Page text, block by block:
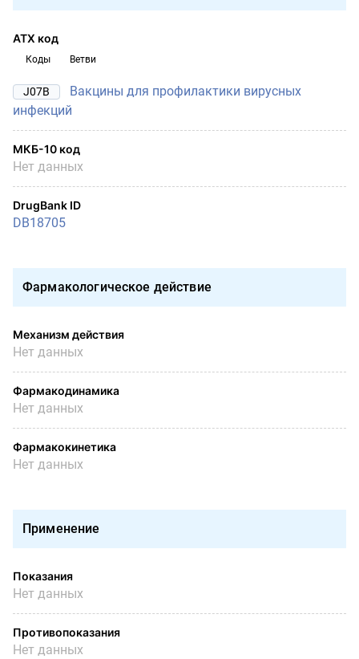
АТХ код
Коды Ветви
J07B
Вакцины для профилактики вирусных
инфекций
МКБ-10 код
Нет данных
DrugBank ID
DB18705
Фармакологическое действие
Механизм действия
Нет данных
Фармакодинамика
Нет данных
Фармакокинетика
Нет данных
Применение
Показания
Нет данных
Противопоказания
Нет данных